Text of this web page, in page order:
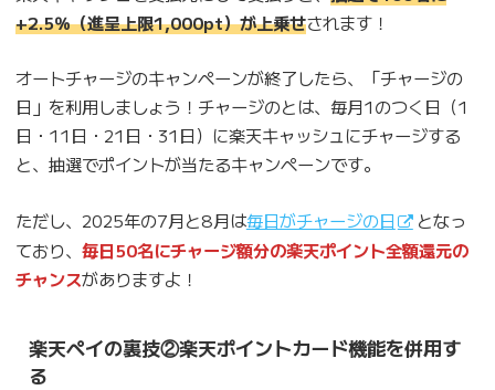
+2.5％（進呈上限1,000pt）が上乗せされます！
オートチャージのキャンペーンが終了したら、「チャージの
日」を利用しましょう！チャージのとは、毎月1のつく日（1
日・11日・21日・31日）に楽天キャッシュにチャージする
と、抽選でポイントが当たるキャンペーンです。
ただし、2025年の7月と8月は毎日がチャージの日
となっ
ており、 毎日50名にチャージ額分の楽天ポイント全額還元の
チャンスがありますよ！
楽天ペイの裏技②楽天ポイントカード機能を併用す
る